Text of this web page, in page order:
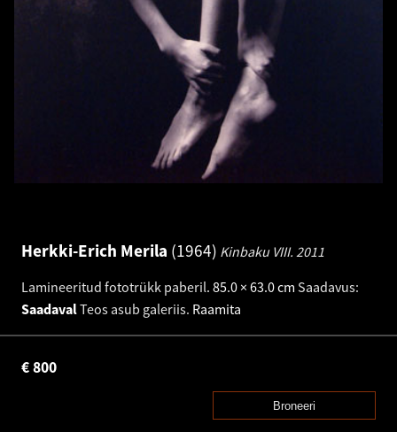
Herkki-Erich Merila 1964 Kinbaku VIII. 2011
Lamineeritud fototrükk paberil. 85.0 × 63.0 cm Saadavus:
SaadavalTeos asub galeriis. Raamita
800
€
Broneeri